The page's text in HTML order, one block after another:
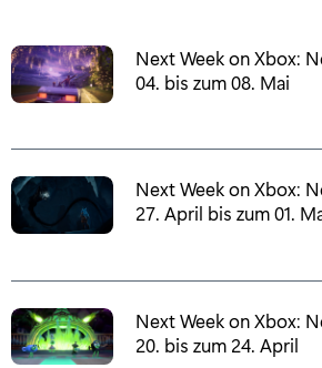
Next Week on Xbox:
04. bis zum 08. Mai
Next Week on Xbox:
27. April bis zum 01.
Next Week on Xbox:
20. bis zum 24. April